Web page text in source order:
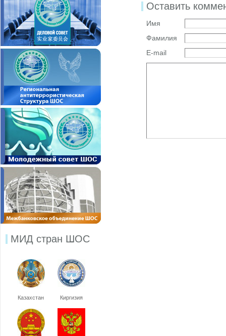
МИД стран ШОС
Казахстан Киргизия
Оставить
Имя
Фамилия
E-mail